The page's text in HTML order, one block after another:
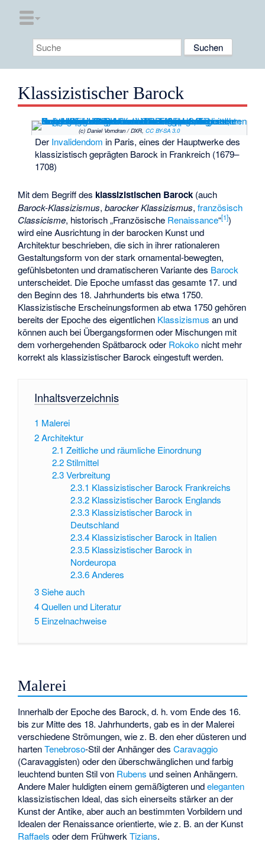
Klassizistischer Barock
(c) Daniel Vorndran / DXR, CC BY-SA 3.0
Der Invalidendom in Paris, eines der Hauptwerke des
klassizistisch geprägten Barock in Frankreich (1679–
1708)
Mit dem Begriff desklassizistischen Barock (auch
Barock-Klassizismus,barocker Klassizismus,französisch
Classicisme, historisch „Französische Renaissance“[1])
wird eine Ausrichtung in der barocken Kunst und
Architektur beschrieben, die sich in ihrer rationaleren
Gestaltungsform von der stark ornamental-bewegten,
gefühlsbetonten und dramatischeren Variante des Barock
unterscheidet. Die Epoche umfasst das gesamte 17. und
den Beginn des 18. Jahrhunderts bis etwa 1750.
Klassizistische Erscheinungsformen ab etwa 1750 gehören
bereits der Epoche des eigentlichen Klassizismus an und
können auch bei Übergangsformen oder Mischungen mit
dem vorhergehenden Spätbarock oder Rokoko nicht mehr
korrekt als klassizistischer Barock eingestuft werden.
Inhaltsverzeichnis
1 Malerei
2Architektur
2.1 Zeitliche und räumliche Einordnung
2.2 Stilmittel
2.3 Verbreitung
2.3.1 Klassizistischer Barock Frankreichs
2.3.2 Klassizistischer Barock Englands
2.3.3 Klassizistischer Barock in
Deutschland
2.3.4 Klassizistischer Barock in Italien
2.3.5 Klassizistischer Barock in
Nordeuropa
2.3.6 Anderes
3Siehe auch
4Quellen und Literatur
5 Einzelnachweise
Malerei
Innerhalb der Epoche des Barock, d. h. vom Ende des 16.
bis zur Mitte des 18. Jahrhunderts, gab es in der Malerei
verschiedene Strömungen, wie z. B. den eher düsteren und
hartenTenebroso-Stil der Anhänger desCaravaggio
(Caravaggisten) oder den überschwänglichen und farbig
leuchtend bunten Stil von Rubens und seinen Anhängern.
Andere Maler huldigten einem gemäßigteren undeleganten
klassizistischen Ideal, das sich einerseits stärker an der
Kunst der Antike, aber auch an bestimmten Vorbildern und
Idealen der Renaissance orientierte, wie z. B. an der Kunst
Raffaels oder dem FrühwerkTizians.